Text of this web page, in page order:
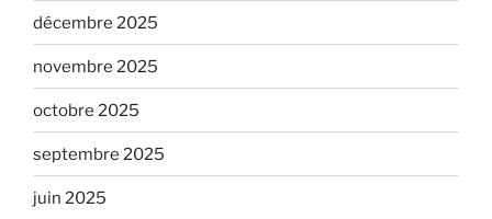
décembre 2025
novembre 2025
octobre 2025
septembre 2025
juin 2025